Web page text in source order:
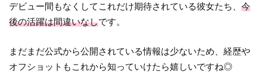
デビュー間もなくしてこれだけ期待されている彼女たち、今
後の活躍は間違いなしです。
まだまだ公式から公開されている情報は少ないため、経歴や
オフショットもこれから知っていけたら嬉しいですね◎